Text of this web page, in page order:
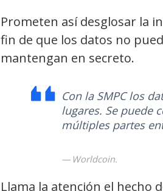
Prometen así desglosar la
fin de que los datos no
mantengan en secreto.
Con la SMPC los
lugares. Se puede
múltiples partes
Worldcoin.
Llama la atención el hecho